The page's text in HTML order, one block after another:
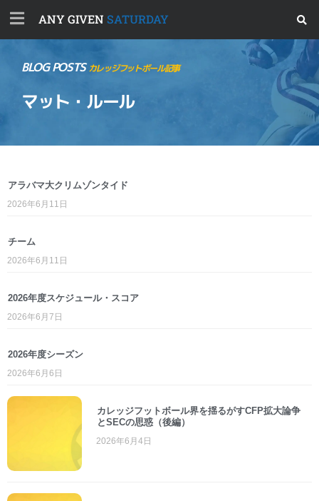
ANY GIVEN SATURDAY
BLOG POSTSカレッジフットボール記事
マット・ルール
アラバマ大クリムゾンタイド
2026年6月11日
チーム
2026年6月11日
2026年度スケジュール・スコア
2026年6月7日
2026年度シーズン
2026年6月6日
カレッジフットボール界を揺るがすCFP拡大論争
とSECの思惑（後編）
2026年6月4日